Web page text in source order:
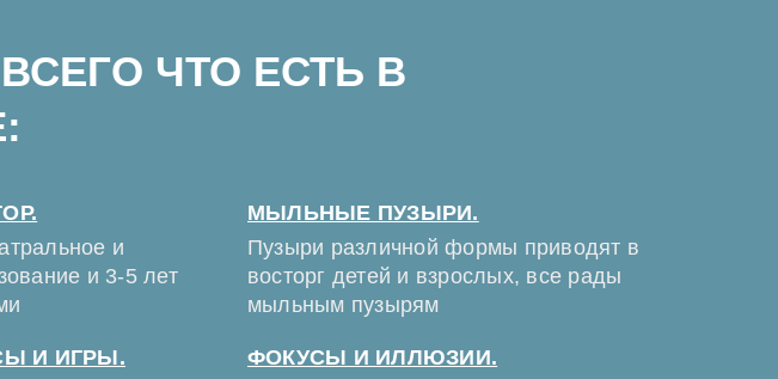
ЧТО ЕСТЬ В
и
и 3-5 лет
И ИГРЫ.
МЫЛЬНЫЕ ПУЗЫРИ.
Пузыри различной формы приводят в
восторг детей и взрослых, все рады
мыльным пузырям
ФОКУСЫ И ИЛЛЮЗИИ.